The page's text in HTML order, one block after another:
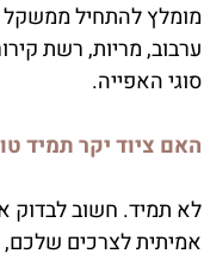
מומלץ להתחיל ממשקל
ערבוב, מריות, רשת
סוגי האפייה.
האם ציוד יקר תמיד
לא תמיד. חשוב לבדוק
אמיתית לצרכים שלכם,